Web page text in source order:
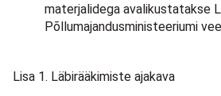
materjalidega avalikustatakse
Põllumajandusministeeriumi
Lisa 1. Läbirääkimiste ajakava